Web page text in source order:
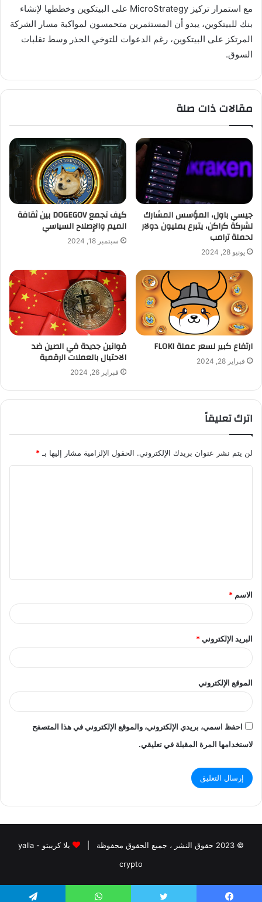
مع استمرار تركيز MicroStrategy على البيتكوين وخططها لإنشاء
بنك للبيتكوين، يبدو أن المستثمرين متحمسون لمواكبة مسار الشركة
المرتكز على البيتكوين، رغم الدعوات للتوخي الحذر وسط تقلبات
السوق.
مقالات ذات صلة
جيسي باول، المؤسس المشارك
لشركة كراكن، يتبرع بمليون دولار
لحملة ترامب
يونيو 28, 2024
كيف تجمع DOGEGOV بين ثقافة
الميم والإصلاح السياسي
سبتمبر 18, 2024
ارتفاع كبير لسعر عملة FLOKI
فبراير 28, 2024
قوانين جديدة في الصين ضد
الاحتيال بالعملات الرقمية
فبراير 26, 2024
اترك تعليقاً
لن يتم نشر عنوان بريدك الإلكتروني. الحقول الإلزامية مشار إليها بـ*
ق
*
الاسم *
البريد الإلكتروني*
الموقع الإلكتروني
احفظ اسمي، بريدي الإلكتروني، والموقع الإلكتروني في هذا المتصفح
لاستخدامها المرة المقبلة في تعليقي.
© 2023 حقوق النشر ، جميع الحقوق محفوظة |
يلا كريبتو - yalla
crypto